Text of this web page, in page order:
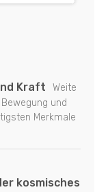
Kraft
Weite
und
Merkmale
kosmisches